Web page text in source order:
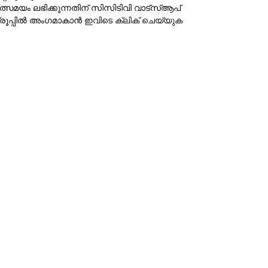
ലഭിക്കുന്നതിന് സിസിടിവി വാട്‌സ്ആപ്
അംഗമാകാന്‍ ഇവിടെ ക്ലിക് ചെയ്യുക